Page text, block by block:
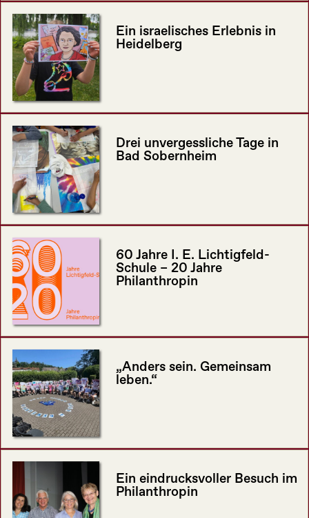
Ein israelisches Erlebnis in
Heidelberg
Drei unvergessliche Tage in
Bad Sobernheim
60 Jahre I. E. Lichtigfeld-
Schule – 20 Jahre
Philanthropin
„Anders sein. Gemeinsam
leben.“
Ein eindrucksvoller Besuch im
Philanthropin